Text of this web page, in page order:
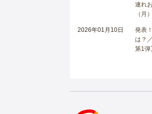
連れ
（月
2026年01月10日
発表
は？
第1弾